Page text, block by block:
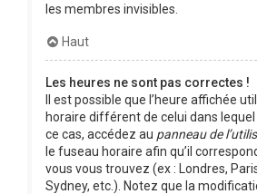
les membres invisibles.
Haut
Les heures ne sont pas correctes !
Il est possible que l’heure affichée
horaire différent de celui dans lequel
ce cas, accédez au panneau de
le fuseau horaire afin qu’il
vous vous trouvez (ex : Londres,
Sydney, etc.). Notez que la